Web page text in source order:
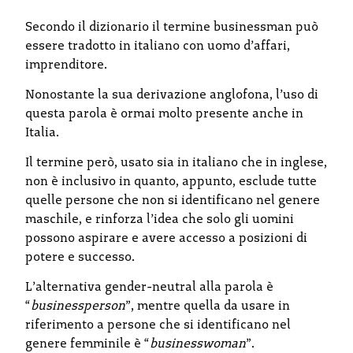
Secondo il dizionario il termine businessman può
essere tradotto in italiano con uomo d’affari,
imprenditore.
Nonostante la sua derivazione anglofona, l’uso di
questa parola è ormai molto presente anche in
Italia.
Il termine però, usato sia in italiano che in inglese,
non è inclusivo in quanto, appunto, esclude tutte
quelle persone che non si identificano nel genere
maschile, e rinforza l’idea che solo gli uomini
possono aspirare e avere accesso a posizioni di
potere e successo.
L’alternativa gender-neutral alla parola è
“businessperson”, mentre quella da usare in
riferimento a persone che si identificano nel
genere femminile è “businesswoman”.